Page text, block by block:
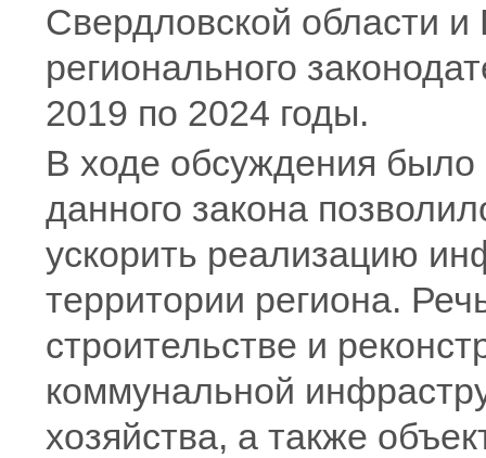
Свердловской области
регионального
2019 по 2024 годы.
В ходе обсуждения
данного закона
ускорить реализацию
территории региона.
строительстве и
коммунальной
хозяйства, а также